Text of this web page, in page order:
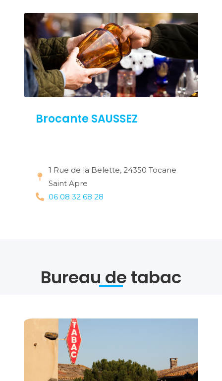
Brocante SAUSSEZ
1 Rue de la Belette, 24350 Tocane
Saint Apre
06 08 32 68 28
Bureau de tabac